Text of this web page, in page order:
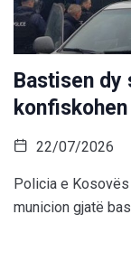
Bastisen dy
22/07/2026
Policia e
municion gjatë